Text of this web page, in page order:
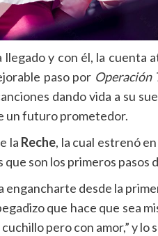
llegado y con él, la cuenta
paso por Operación
dando vida a su
un futuro prometedor.
la Reche, la cual estrenó
son los primeros pasos
desde la
que hace que sea
pero con amor,” y lo